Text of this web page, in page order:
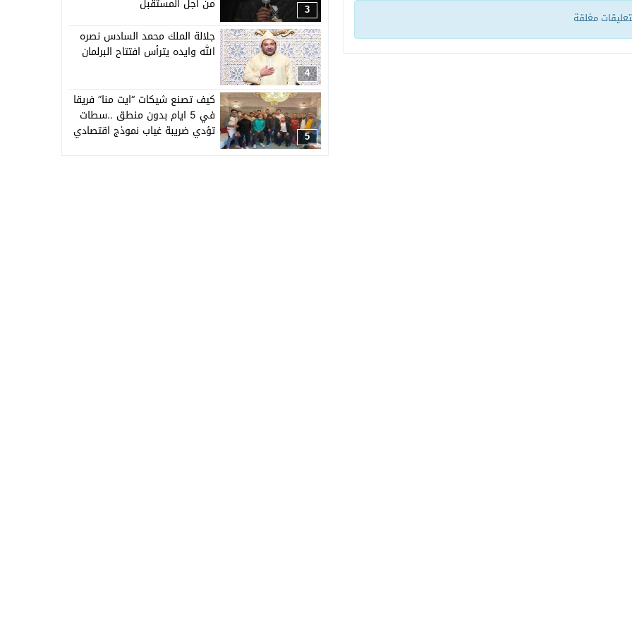
مغلقة 3
من اجل المستقبل
4
جلالة الملك محمد السادس نصره
الله وايده يترأس افتتاح البرلمان
5
كيف تصنع شيكات “ايت منا” فريقا
في 5 ايام بدون منطق ..سطات
تؤدي ضريبة غياب نموذج اقتصادي